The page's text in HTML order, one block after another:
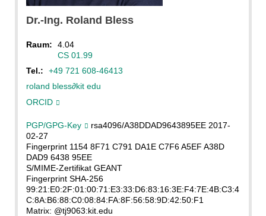
Dr.-Ing. Roland Bless
Raum:
4.04
CS 01.99
Tel.:
+49 721 608-46413
roland bless∂kit edu
ORCID
PGP/GPG-Key
rsa4096/A38DDAD9643895EE 2017-
02-27
Fingerprint 1154 8F71 C791 DA1E C7F6 A5EF A38D
DAD9 6438 95EE
S/MIME-Zertifikat GEANT
Fingerprint SHA-256
99:21:E0:2F:01:00:71:E3:33:D6:83:16:3E:F4:7E:4B:C3:4
C:8A:B6:88:C0:08:84:FA:8F:56:58:9D:42:50:F1
Matrix: @tj9063:kit.edu